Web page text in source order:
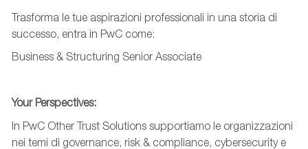
Trasforma le tue aspirazioni professionali in una storia di
successo, entra in PwC come:
Business & Structuring Senior Associate
Your Perspectives:
In PwC Other Trust Solutions supportiamo le organizzazioni
nei temi di governance, risk & compliance, cybersecurity e